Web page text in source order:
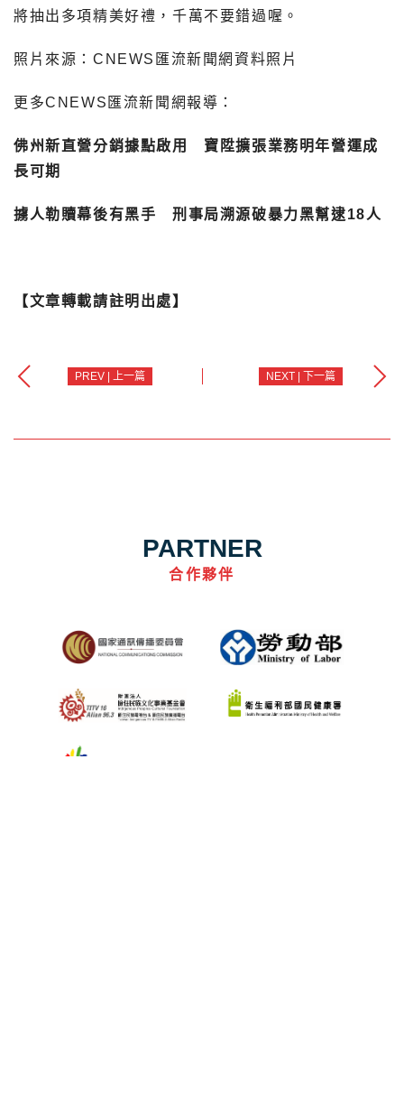
將抽出多項精美好禮，千萬不要錯過喔。
照片來源：CNEWS匯流新聞網資料照片
更多CNEWS匯流新聞網報導：
佛州新直營分銷據點啟用 寶陞擴張業務明年營運成
長可期
擄人勒贖幕後有黑手 刑事局溯源破暴力黑幫逮18人
【文章轉載請註明出處】
PREV | 上一篇 NEXT | 下一篇
PARTNER
合作夥伴